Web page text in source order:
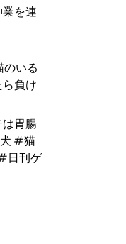
業を連
いる
負け
胃腸
#猫
日刊ゲ